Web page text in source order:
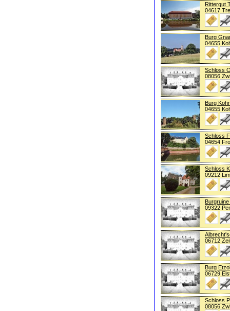
Rittergut
04617
Burg
04655
Schloss
08056
Burg
04655
Schloss
04654
Schloss
09212
09322
06712
Burg
06729
Schloss
08056